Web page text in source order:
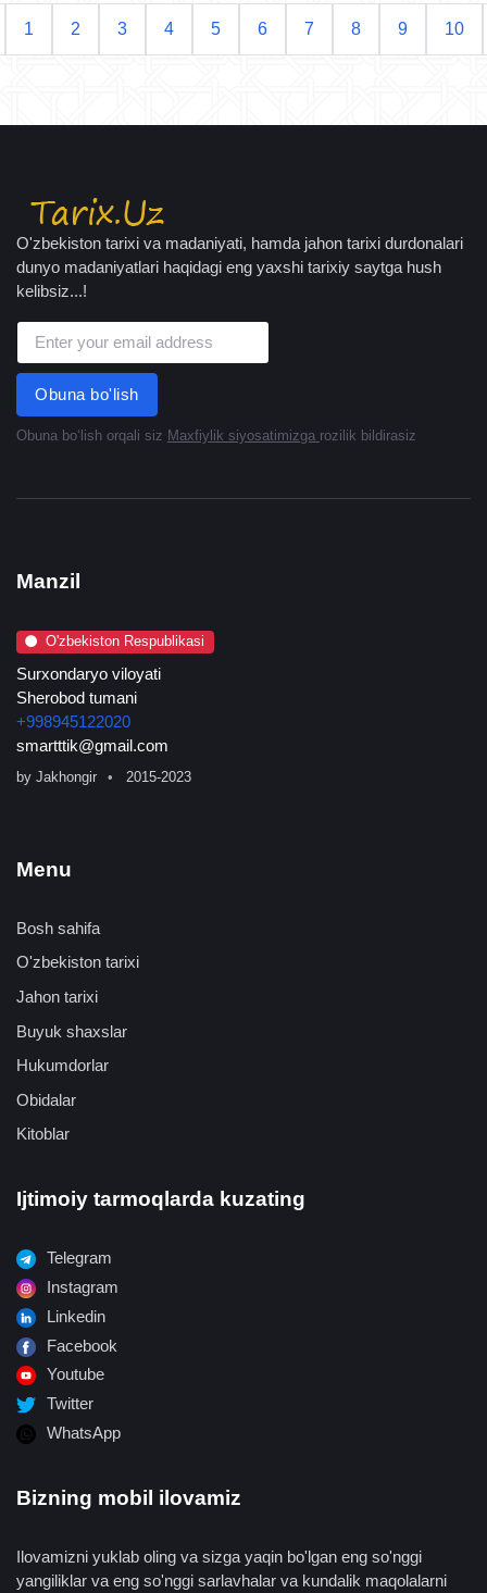
1 2 3 4 5 6 7 8 9 10
O'zbekiston tarixi va madaniyati, hamda jahon tarixi durdonalari
dunyo madaniyatlari haqidagi eng yaxshi tarixiy saytga hush
kelibsiz...!
Obuna bo'lish
Obuna boʻlish orqali siz Maxfiylik siyosatimizga rozilik bildirasiz
Manzil
O'zbekiston Respublikasi
Surxondaryo viloyati
Sherobod tumani
+998945122020
smartttik@gmail.com
by Jakhongir 2015-2023
Menu
Bosh sahifa
O'zbekiston tarixi
Jahon tarixi
Buyuk shaxslar
Hukumdorlar
Obidalar
Kitoblar
Ijtimoiy tarmoqlarda kuzating
Telegram
Instagram
Linkedin
Facebook
Youtube
Twitter
WhatsApp
Bizning mobil ilovamiz
Ilovamizni yuklab oling va sizga yaqin bo'lgan eng so'nggi
yangiliklar va eng so'nggi sarlavhalar va kundalik maqolalarni